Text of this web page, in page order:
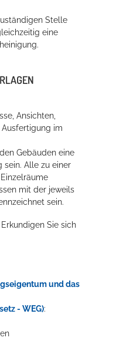
Stelle
eine
Ansichten,
im
Gebäuden eine
sein. Alle zu einer
mit der jeweils
sein.
Sie sich
und das
- WEG):